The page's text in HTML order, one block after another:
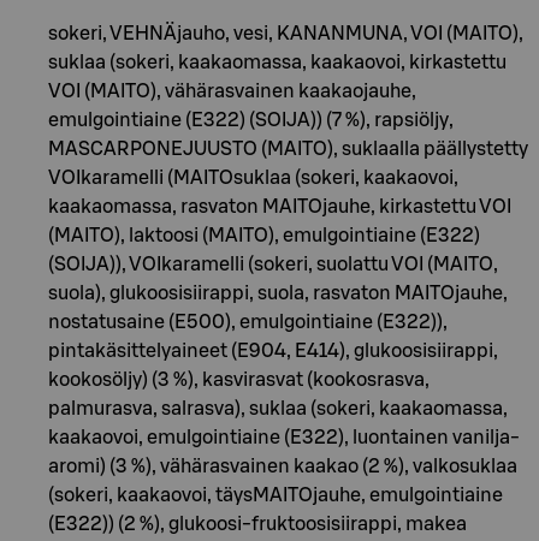
sokeri, VEHNÄjauho, vesi, KANANMUNA, VOI (MAITO),
suklaa (sokeri, kaakaomassa, kaakaovoi, kirkastettu
VOI (MAITO), vähärasvainen kaakaojauhe,
emulgointiaine (E322) (SOIJA)) (7 %), rapsiöljy,
MASCARPONEJUUSTO (MAITO), suklaalla päällystetty
VOIkaramelli (MAITOsuklaa (sokeri, kaakaovoi,
kaakaomassa, rasvaton MAITOjauhe, kirkastettu VOI
(MAITO), laktoosi (MAITO), emulgointiaine (E322)
(SOIJA)), VOIkaramelli (sokeri, suolattu VOI (MAITO,
suola), glukoosisiirappi, suola, rasvaton MAITOjauhe,
nostatusaine (E500), emulgointiaine (E322)),
pintakäsittelyaineet (E904, E414), glukoosisiirappi,
kookosöljy) (3 %), kasvirasvat (kookosrasva,
palmurasva, salrasva), suklaa (sokeri, kaakaomassa,
kaakaovoi, emulgointiaine (E322), luontainen vanilja-
aromi) (3 %), vähärasvainen kaakao (2 %), valkosuklaa
(sokeri, kaakaovoi, täysMAITOjauhe, emulgointiaine
(E322)) (2 %), glukoosi-fruktoosisiirappi, makea